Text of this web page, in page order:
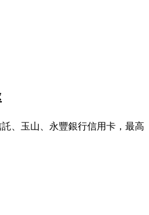
、玉山、永豐銀行信用卡，最高